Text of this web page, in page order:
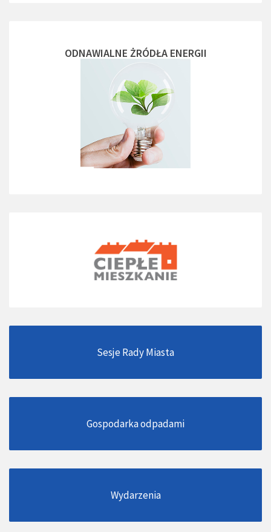
ODNAWIALNE ŻRÓDŁA ENERGII
Sesje Rady Miasta
Gospodarka odpadami
Wydarzenia